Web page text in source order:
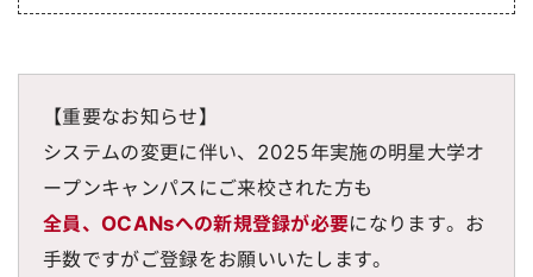
【重要なお知らせ】
システムの変更に伴い、2025年実施の明星大学オ
ープンキャンパスにご来校された方も
全員、OCANsへの新規登録が必要になります。お
手数ですがご登録をお願いいたします。